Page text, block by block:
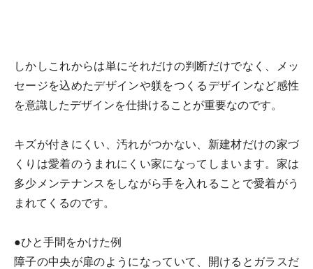
しかしこれからは単にそれだけの判断だけでなく、メッ
セージを込めたデザインや躾をつくるデザインなど感性
を意識したデザインを仕掛けることが重要なのです。
キズが付きにくい、汚れがつかない、新建材だけの家づ
くりは愛着のうまれにくい家になってしまいます。家は
多少メンテナンスをしながら手を入れることで愛着がう
まれてくるのです。
●ひと手間をかけた例
障子の中央が扉のようになっていて、開けるとガラスだ